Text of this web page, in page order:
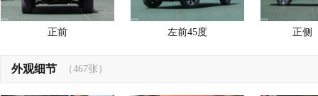
正前 左前45度 正侧
外观细节 （467张）